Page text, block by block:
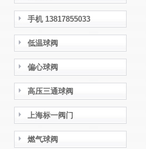
手机 13817855033
低温球阀
偏心球阀
高压三通球阀
上海标一阀门
燃气球阀